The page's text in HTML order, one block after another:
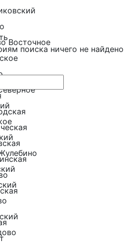
Восточное
поиска ничего не найдено